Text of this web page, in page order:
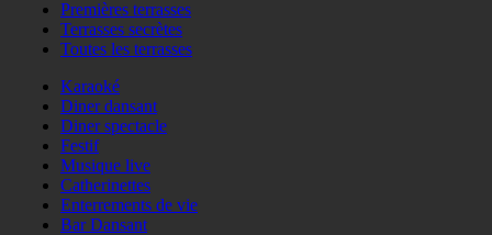
Premières terrasses
Terrasses secrètes
Toutes les terrasses
Karaoké
Diner dansant
Diner spectacle
Festif
Musique live
Catherinettes
Enterrements de vie
Bar Dansant